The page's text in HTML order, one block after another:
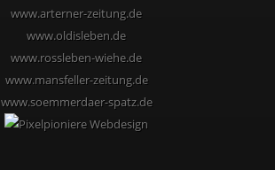
www.arterner-zeitung.de
www.oldisleben.de
www.rossleben-wiehe.de
www.mansfeller-zeitung.de
www.soemmerdaer-spatz.de